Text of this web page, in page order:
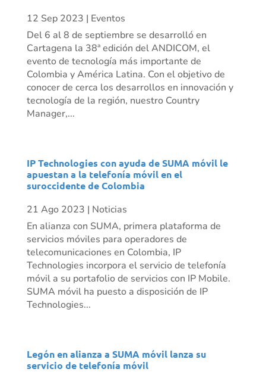
12 Sep 2023 | Eventos
Del 6 al 8 de septiembre se desarrolló en
Cartagena la 38ª edición del ANDICOM, el
evento de tecnología más importante de
Colombia y América Latina. Con el objetivo de
conocer de cerca los desarrollos en innovación y
tecnología de la región, nuestro Country
Manager,...
IP Technologies con ayuda de SUMA móvil le
apuestan a la telefonía móvil en el
suroccidente de Colombia
21 Ago 2023 | Noticias
En alianza con SUMA, primera plataforma de
servicios móviles para operadores de
telecomunicaciones en Colombia, IP
Technologies incorpora el servicio de telefonía
móvil a su portafolio de servicios con IP Mobile.
SUMA móvil ha puesto a disposición de IP
Technologies...
Legón en alianza a SUMA móvil lanza su
servicio de telefonía móvil